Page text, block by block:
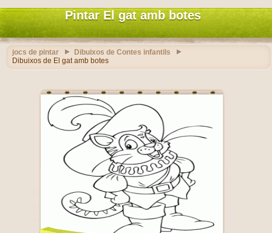
Pintar El gat amb botes
jocs de pintar
Dibuixos de Contes infantils
Dibuixos de El gat amb botes